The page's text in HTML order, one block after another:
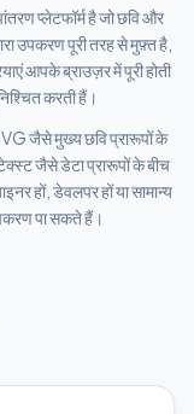
प्लेटफॉर्म है जो छवि और
उपकरण पूरी तरह से मुफ़्त है,
आपके ब्राउज़र में पूरी होती
करती हैं।
जैसे मुख्य छवि प्रारूपों के
जैसे डेटा प्रारूपों के बीच
हों, डेवलपर हों या सामान्य
पा सकते हैं।